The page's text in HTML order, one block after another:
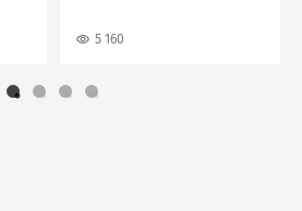
5 160